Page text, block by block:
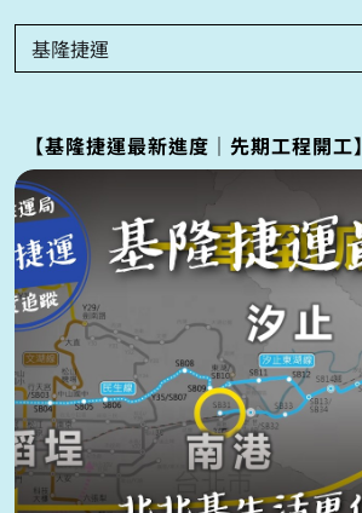
基隆捷運
【基隆捷運最新進度｜先期工程開工】